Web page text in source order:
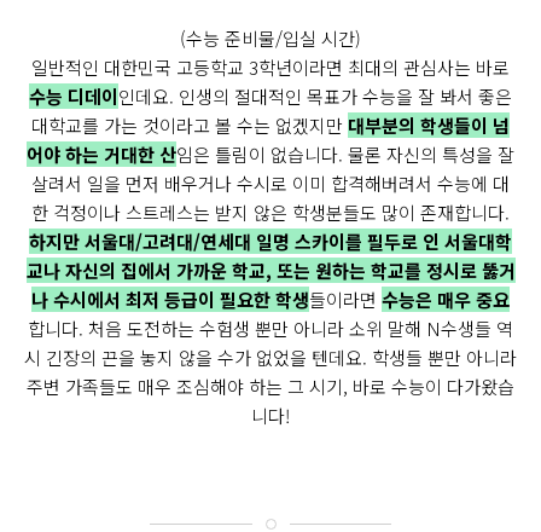
(수능 준비물/입실 시간)
일반적인 대한민국 고등학교 3학년이라면 최대의 관심사는 바로
수능 디데이인데요. 인생의 절대적인 목표가 수능을 잘 봐서 좋은
대학교를 가는 것이라고 볼 수는 없겠지만 대부분의 학생들이 넘
어야 하는 거대한 산임은 틀림이 없습니다. 물론 자신의 특성을 잘
살려서 일을 먼저 배우거나 수시로 이미 합격해버려서 수능에 대
한 걱정이나 스트레스는 받지 않은 학생분들도 많이 존재합니다.
하지만 서울대/고려대/연세대 일명 스카이를 필두로 인 서울대학
교나 자신의 집에서 가까운 학교, 또는 원하는 학교를 정시로 뚫거
나 수시에서 최저 등급이 필요한 학생들이라면 수능은 매우 중요
합니다. 처음 도전하는 수험생 뿐만 아니라 소위 말해 N수생들 역
시 긴장의 끈을 놓지 않을 수가 없었을 텐데요. 학생들 뿐만 아니라
주변 가족들도 매우 조심해야 하는 그 시기, 바로 수능이 다가왔습
니다!